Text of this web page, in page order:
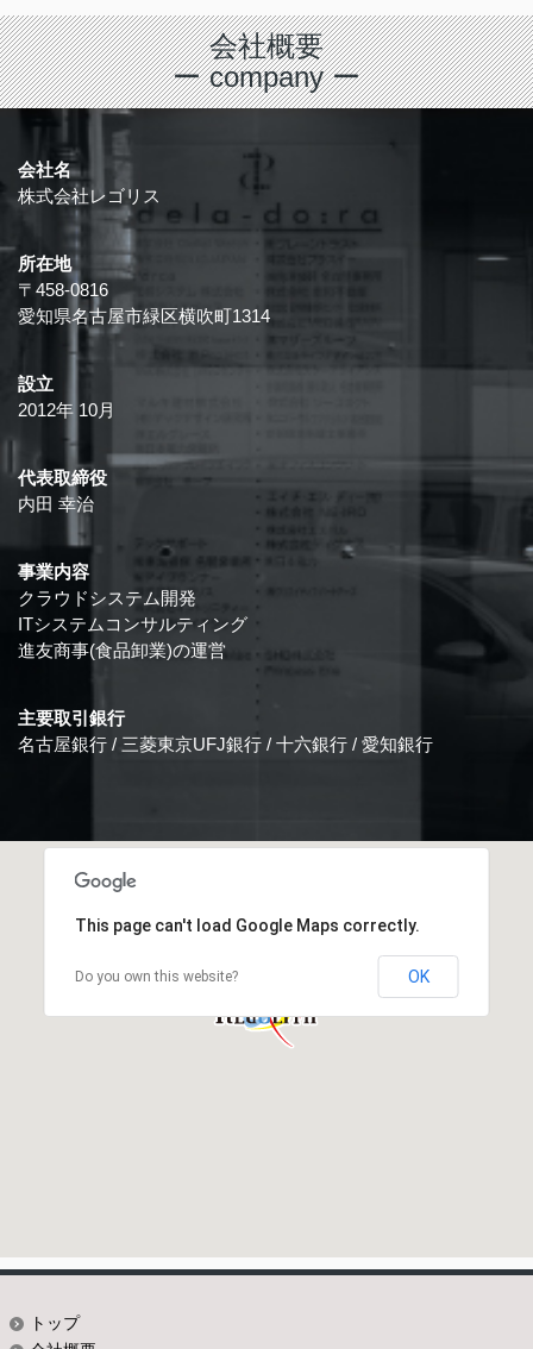
会社概要
ー company ー
会社名
株式会社レゴリス
所在地
〒458-0816
愛知県名古屋市緑区横吹町1314
設立
2012年 10月
代表取締役
内田 幸治
事業内容
クラウドシステム開発
ITシステムコンサルティング
進友商事(食品卸業)の運営
主要取引銀行
名古屋銀行 / 三菱東京UFJ銀行 / 十六銀行 / 愛知銀行
This page can't load Google Maps correctly.
Do you own this website? OK
トップ